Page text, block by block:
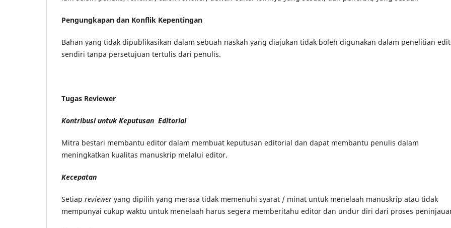
Pengungkapan dan Konflik Kepentingan
Bahan yang tidak dipublikasikan dalam sebuah naskah yang diajukan tidak boleh digunakan dalam penelitian
sendiri tanpa persetujuan tertulis dari penulis.
Tugas Reviewer
Kontribusi untuk Keputusan Editorial
Mitra bestari membantu editor dalam membuat keputusan editorial dan dapat membantu penulis dalam
meningkatkan kualitas manuskrip melalui editor.
Kecepatan
Setiap reviewer yang dipilih yang merasa tidak memenuhi syarat / minat untuk menelaah manuskrip atau tidak
mempunyai cukup waktu untuk menelaah harus segera memberitahu editor dan undur diri dari proses